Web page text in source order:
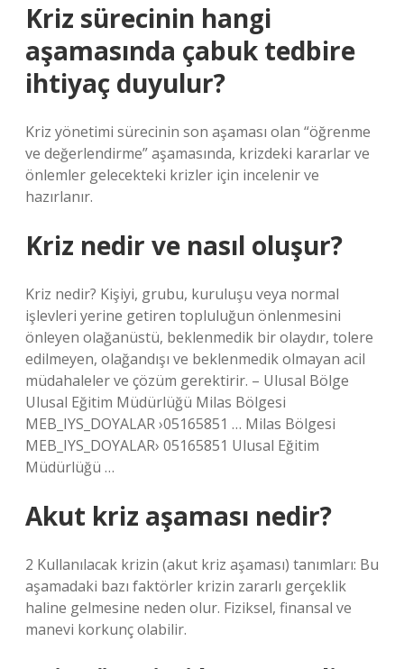
Kriz sürecinin hangi
aşamasında çabuk tedbire
ihtiyaç duyulur?
Kriz yönetimi sürecinin son aşaması olan “öğrenme
ve değerlendirme” aşamasında, krizdeki kararlar ve
önlemler gelecekteki krizler için incelenir ve
hazırlanır.
Kriz nedir ve nasıl oluşur?
Kriz nedir? Kişiyi, grubu, kuruluşu veya normal
işlevleri yerine getiren topluluğun önlenmesini
önleyen olağanüstü, beklenmedik bir olaydır, tolere
edilmeyen, olağandışı ve beklenmedik olmayan acil
müdahaleler ve çözüm gerektirir. – Ulusal Bölge
Ulusal Eğitim Müdürlüğü Milas Bölgesi
MEB_IYS_DOYALAR ›05165851 … Milas Bölgesi
MEB_IYS_DOYALAR› 05165851 Ulusal Eğitim
Müdürlüğü …
Akut kriz aşaması nedir?
2 Kullanılacak krizin (akut kriz aşaması) tanımları: Bu
aşamadaki bazı faktörler krizin zararlı gerçeklik
haline gelmesine neden olur. Fiziksel, finansal ve
manevi korkunç olabilir.